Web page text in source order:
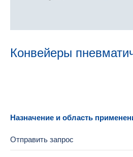
Конвейеры
Назначение и область
Отправить запрос